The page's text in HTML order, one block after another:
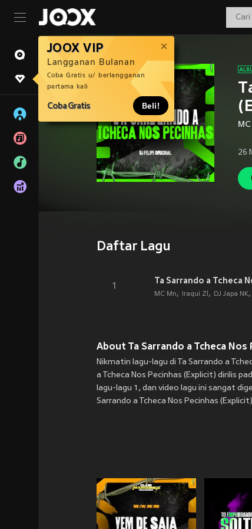
JOOX VIP
Langganan Bulanan
Coba Gratis u/ berlangganan
pertama kali
Coba Gratis Beli!
26
Daftar Lagu
1
Ta Sarrando a Tcheca
MC Mn Iraqui Zl DJ Japa NK
About Ta Sarrando a Tcheca Nos
Nikmatin lagu-lagu di Ta Sarrando a
a Tcheca Nos Pecinhas (Explicit) dirilis
lagu-lagu 1, dan video lagu ini sangat
Sarrando a Tcheca Nos Pecinhas